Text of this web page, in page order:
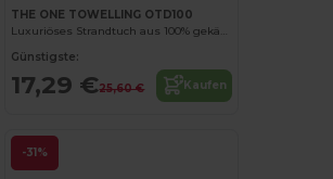
THE ONE TOWELLING OTD100
Luxuriöses Strandtuch aus 100% gekämmter Baumwolle
Günstigste:
17,29 €25,60 € Kaufen
-31%